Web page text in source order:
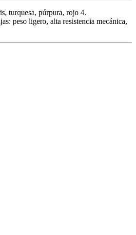
turquesa, púrpura, rojo 4.
peso ligero, alta resistencia mecánica,